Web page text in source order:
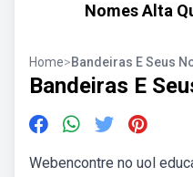
Nomes Alta
Home>Bandeiras E Seus
Bandeiras E
Webencontre no uol